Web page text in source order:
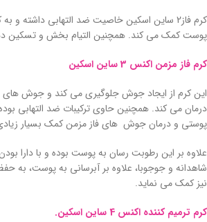
کرم فاز2 ساین اسکین خاصیت ضد التهابی داشته و
پوست کمک می کند. همچنین التیام بخش و تسکین
کرم فاز مزمن اکنس 3 ساین اسکین
این کرم از ایجاد جوش جلوگیری می کند و جوش
درمان می کند. همچنین حاوی ترکیبات ضد التهابی
پوستی و درمان جوش های فاز مزمن کمک بسیار
علاوه بر این رطوبت رسان به پوست بوده و با دارا
شاهدانه و جوجوبا، علاوه بر آبرسانی به پوست، به
نیز کمک می نماید.
کرم ترمیم کننده اکنس 4 ساین اسکین.